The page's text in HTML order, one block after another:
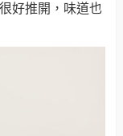
好推開，味道也